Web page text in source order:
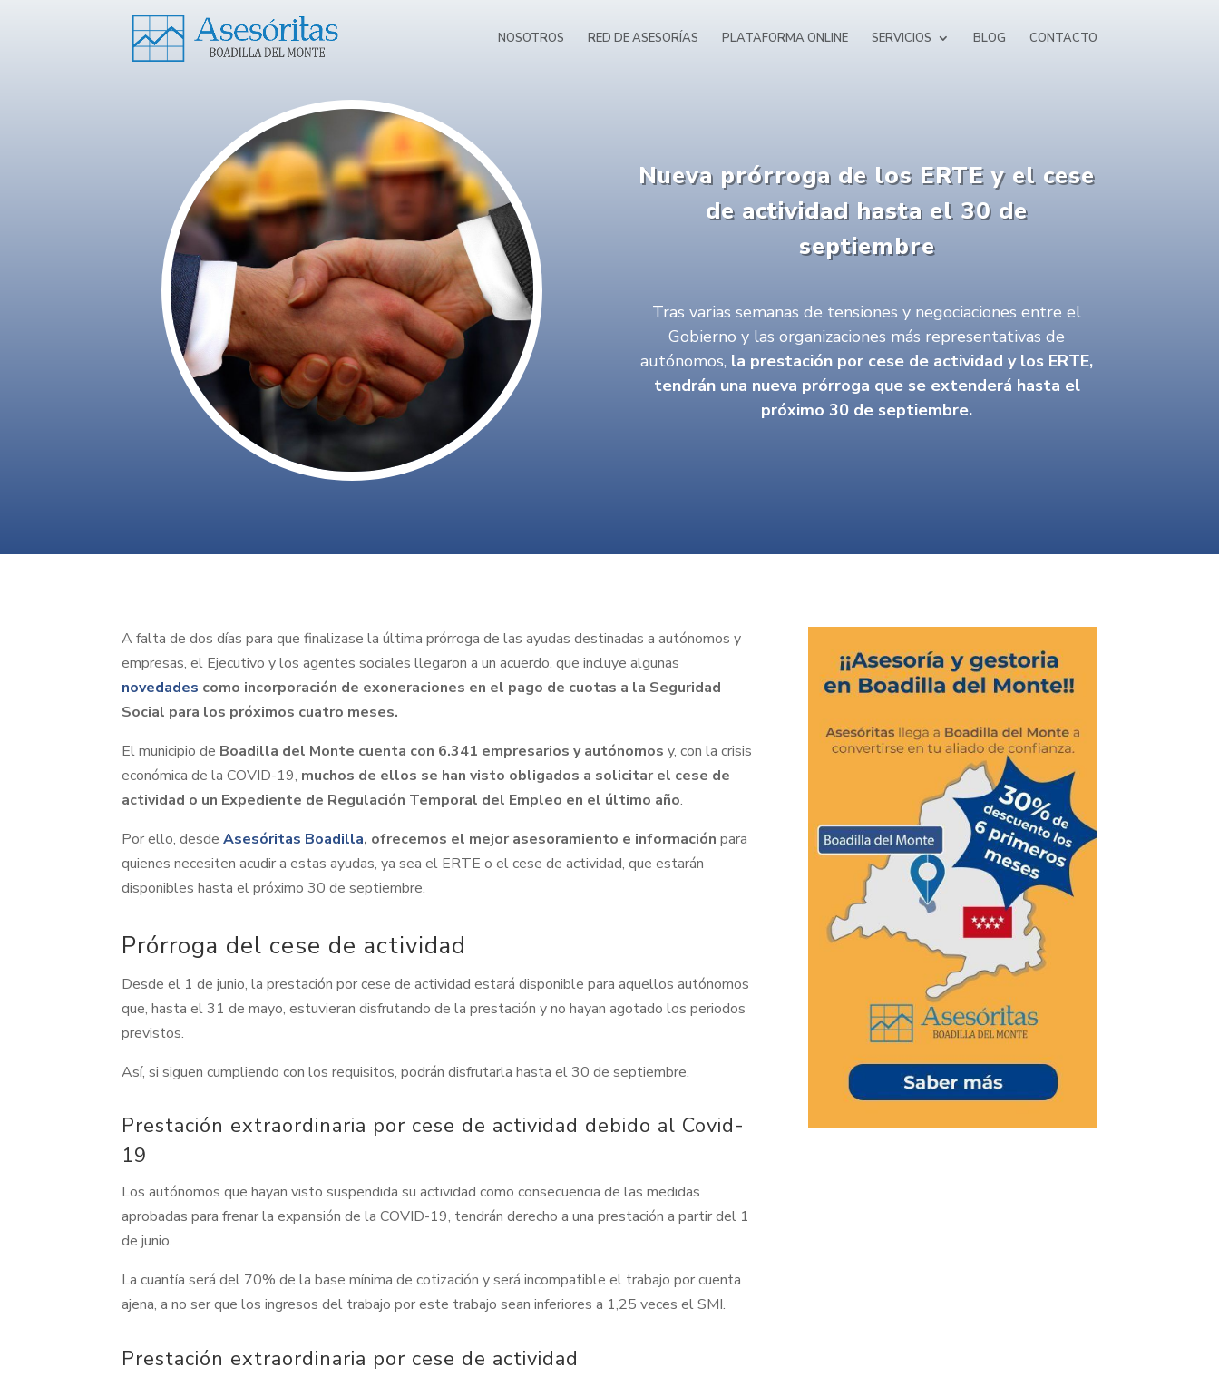
NOSOTROS RED DE ASESORÍAS PLATAFORMA ONLINE SERVICIOS BLOG CONTACTO
Nueva prórroga de los ERTE y el cese
de actividad hasta el 30 de
septiembre
Tras varias semanas de tensiones y negociaciones entre el
Gobierno y las organizaciones más representativas de
autónomos, la prestación por cese de actividad y los ERTE,
tendrán una nueva prórroga que se extenderá hasta el
próximo 30 de septiembre.
A falta de dos días para que finalizase la última prórroga de las ayudas destinadas a autónomos y
empresas, el Ejecutivo y los agentes sociales llegaron a un acuerdo, que incluye algunas
novedades como incorporación de exoneraciones en el pago de cuotas a la Seguridad
Social para los próximos cuatro meses.
El municipio de Boadilla del Monte cuenta con 6.341 empresarios y autónomos y, con la crisis
económica de la COVID-19, muchos de ellos se han visto obligados a solicitar el cese de
actividad o un Expediente de Regulación Temporal del Empleo en el último año.
Por ello, desdeAsesóritas Boadilla, ofrecemos el mejor asesoramiento e información para
quienes necesiten acudir a estas ayudas, ya sea el ERTE o el cese de actividad, que estarán
disponibles hasta el próximo 30 de septiembre.
Prórroga del cese de actividad
Desde el 1 de junio, la prestación por cese de actividad estará disponible para aquellos autónomos
que, hasta el 31 de mayo, estuvieran disfrutando de la prestación y no hayan agotado los periodos
previstos.
Así, si siguen cumpliendo con los requisitos, podrán disfrutarla hasta el 30 de septiembre.
Prestación extraordinaria por cese de actividad debido al Covid-
19
Los autónomos que hayan visto suspendida su actividad como consecuencia de las medidas
aprobadas para frenar la expansión de la COVID-19, tendrán derecho a una prestación a partir del 1
de junio.
La cuantía será del 70% de la base mínima de cotización y será incompatible el trabajo por cuenta
ajena, a no ser que los ingresos del trabajo por este trabajo sean inferiores a 1,25 veces el SMI.
Prestación extraordinaria por cese de actividad